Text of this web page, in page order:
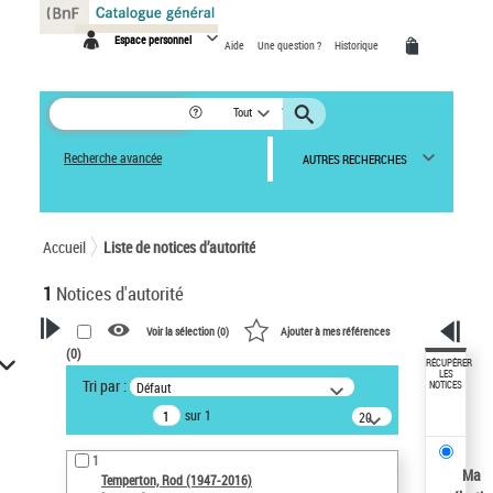
Espace personnel Aide Une question ? Historique
Tout
Recherche avancée AUTRES RECHERCHES
Accueil Liste de notices d’autorité
1 Notices d'autorité
VOTRE RECHERCHE
Recherche avancée dans les
notices d’autorité
Œuvres liées à l'auteur :
Temperton, Rod (1947-2016)
Voir la sélection (0) Ajouter à mes références
(0)
Tri par : Défaut
sur 1
20
résultats/page
1
Temperton, Rod (1947-2016)
RÉCUPÉRER
LES
NOTICES
Ma
Panneau de gestion des cookies